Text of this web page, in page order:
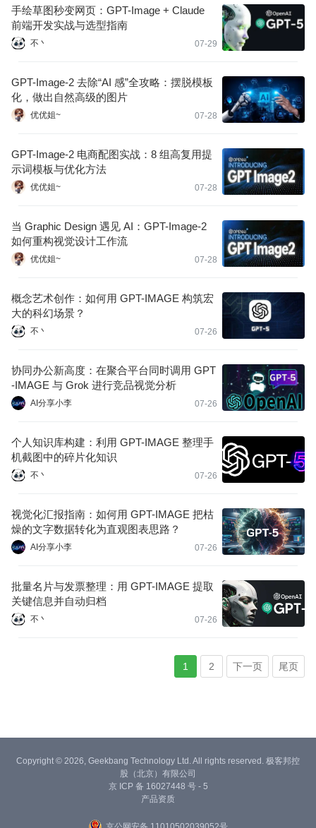
手绘草图秒变网页：GPT-Image + Claude
前端开发实战与选型指南
不丶 07-29
GPT-Image-2 去除“AI 感”全攻略：摆脱模板
化，做出自然高级的图片
优优姐~ 07-28
GPT-Image-2 电商配图实战：8 组高复用提
示词模板与优化方法
优优姐~ 07-28
当 Graphic Design 遇见 AI：GPT-Image-2
如何重构视觉设计工作流
优优姐~ 07-28
概念艺术创作：如何用 GPT-IMAGE 构筑宏
大的科幻场景？
不丶 07-26
协同办公新高度：在聚合平台同时调用 GPT
-IMAGE 与 Grok 进行竞品视觉分析
AI分享小李 07-26
个人知识库构建：利用 GPT-IMAGE 整理手
机截图中的碎片化知识
不丶 07-26
视觉化汇报指南：如何用 GPT-IMAGE 把枯
燥的文字数据转化为直观图表思路？
AI分享小李 07-26
批量名片与发票整理：用 GPT-IMAGE 提取
关键信息并自动归档
不丶 07-26
1 2 下一页 尾页
Copyright © 2026, Geekbang Technology Ltd. All rights reserved. 极客邦控
股（北京）有限公司
京 ICP 备 16027448 号 - 5
产品资质